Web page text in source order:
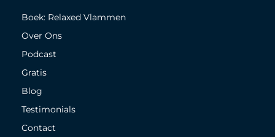
Boek: Relaxed Vlammen
Over Ons
Podcast
Gratis
Blog
Testimonials
Contact